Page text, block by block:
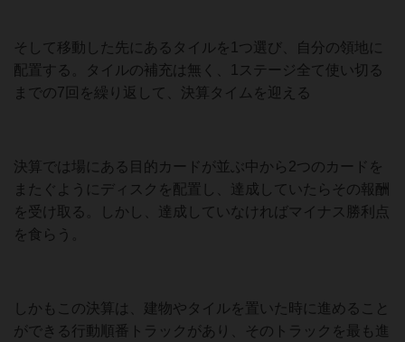
そして移動した先にあるタイルを1つ選び、自分の領地に
配置する。タイルの補充は無く、1ステージ全て使い切る
までの7回を繰り返して、決算タイムを迎える
決算では場にある目的カードが並ぶ中から2つのカードを
またぐようにディスクを配置し、達成していたらその報酬
を受け取る。しかし、達成していなければマイナス勝利点
を食らう。
しかもこの決算は、建物やタイルを置いた時に進めること
ができる行動順番トラックがあり、そのトラックを最も進